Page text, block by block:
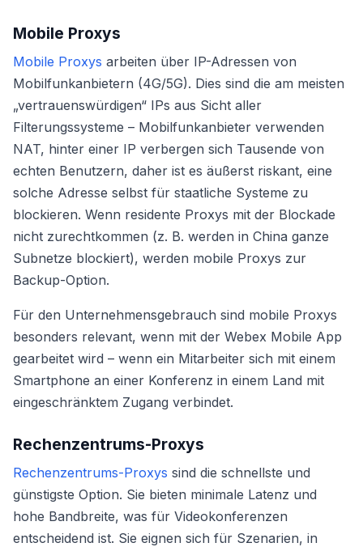
Mobile Proxys
Mobile Proxys arbeiten über IP-Adressen von
Mobilfunkanbietern (4G/5G). Dies sind die am meisten
„vertrauenswürdigen“ IPs aus Sicht aller
Filterungssysteme – Mobilfunkanbieter verwenden
NAT, hinter einer IP verbergen sich Tausende von
echten Benutzern, daher ist es äußerst riskant, eine
solche Adresse selbst für staatliche Systeme zu
blockieren. Wenn residente Proxys mit der Blockade
nicht zurechtkommen (z. B. werden in China ganze
Subnetze blockiert), werden mobile Proxys zur
Backup-Option.
Für den Unternehmensgebrauch sind mobile Proxys
besonders relevant, wenn mit der Webex Mobile App
gearbeitet wird – wenn ein Mitarbeiter sich mit einem
Smartphone an einer Konferenz in einem Land mit
eingeschränktem Zugang verbindet.
Rechenzentrums-Proxys
Rechenzentrums-Proxys sind die schnellste und
günstigste Option. Sie bieten minimale Latenz und
hohe Bandbreite, was für Videokonferenzen
entscheidend ist. Sie eignen sich für Szenarien, in